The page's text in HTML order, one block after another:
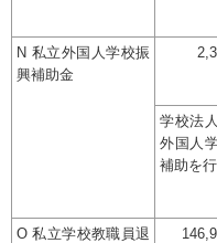
N 私立外国人学校振
興補助金
学校法
外国人
補助を行
O 私立学校教職員退